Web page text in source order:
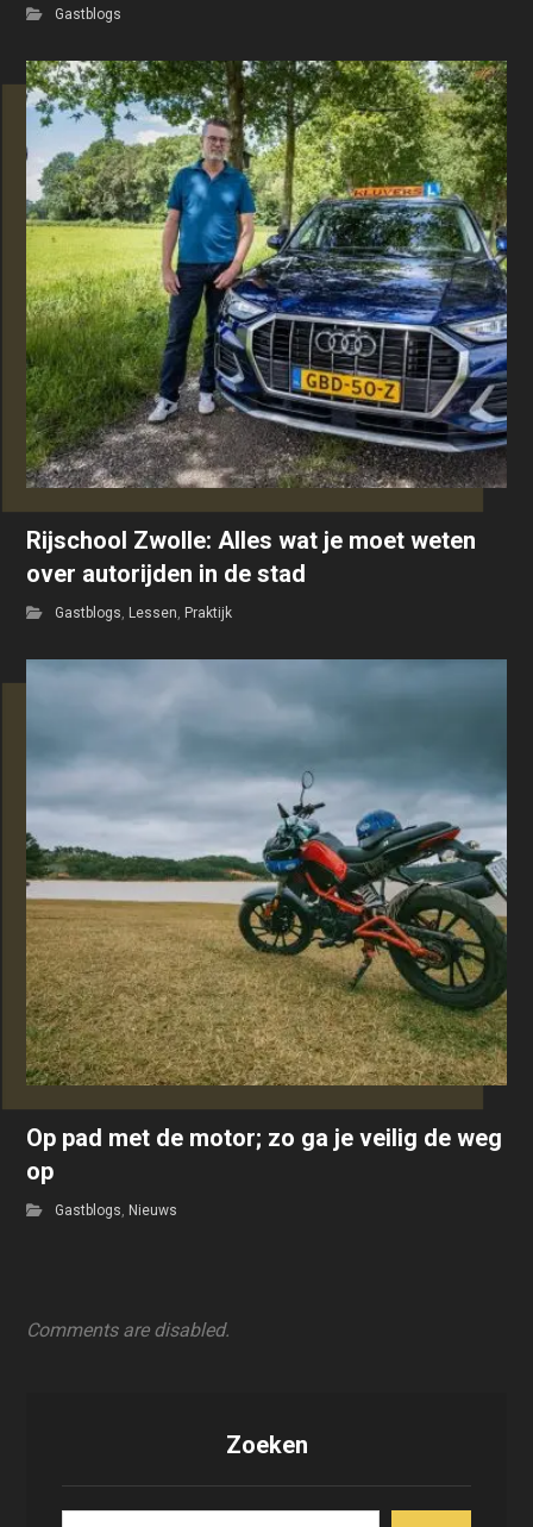
Gastblogs
Rijschool Zwolle: Alles wat je moet weten
over autorijden in de stad
Gastblogs Lessen Praktijk
Op pad met de motor; zo ga je veilig de weg
op
Gastblogs, Nieuws
Comments are disabled.
Zoeken